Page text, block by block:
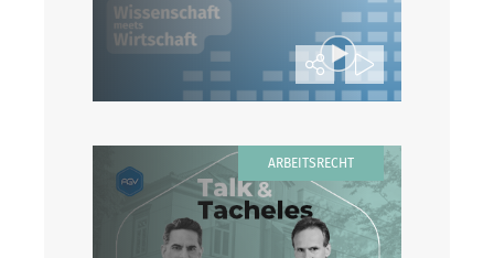
ARBEITSRECHT